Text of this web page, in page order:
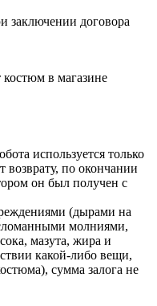
заключении договора
в магазине
используется только
по окончании
он был получен с
(дырами на
молниями,
мазута, жира и
какой-либо вещи,
сумма залога не